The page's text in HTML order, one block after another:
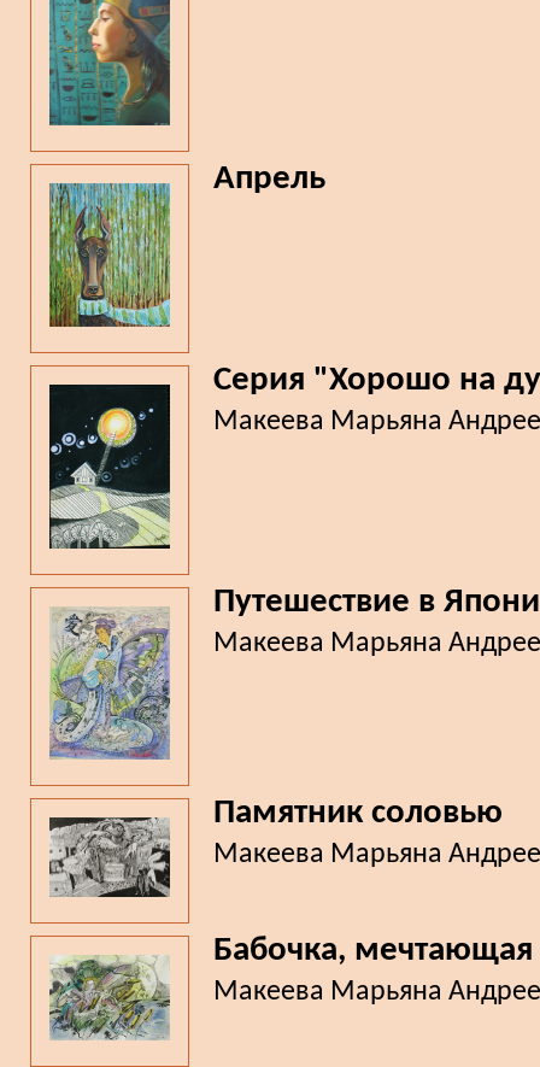
Апрель
Серия "Хорошо на
Макеева Марьяна
Путешествие в
Макеева Марьяна
Памятник соловью
Макеева Марьяна
Бабочка, мечтающая
Макеева Марьяна